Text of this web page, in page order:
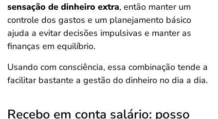
sensação de dinheiro extra, então manter um
controle dos gastos e um planejamento básico
ajuda a evitar decisões impulsivas e manter as
finanças em equilíbrio.
Usando com consciência, essa combinação tende a
facilitar bastante a gestão do dinheiro no dia a dia.
Recebo em conta salário: posso